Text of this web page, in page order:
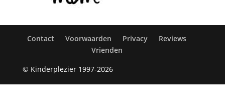
Contact Voorwaarden Privacy
Reviews
Vrienden
© Kinderplezier 1997-2026